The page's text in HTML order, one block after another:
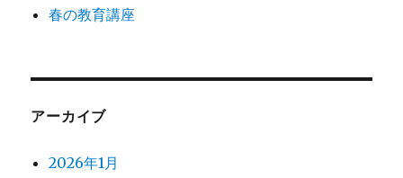
春の教育講座
アーカイブ
2026年1月